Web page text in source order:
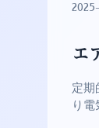
エ
定期
り